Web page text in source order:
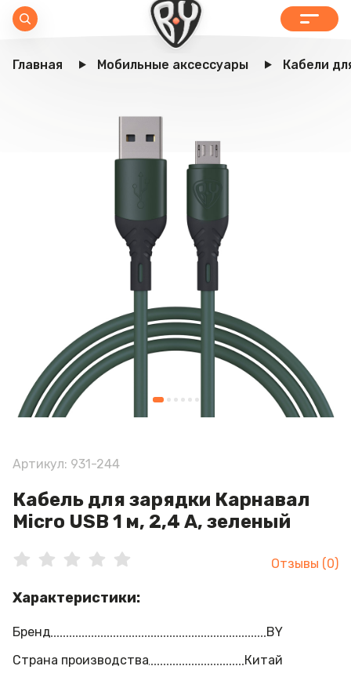
Главная Мобильные аксессуары Кабели
Артикул: 931-244
Кабель для зарядки Карнавал
Micro USB 1 м, 2,4 А, зеленый
Отзывы (0)
Характеристики:
Бренд
BY
Страна производства
Китай